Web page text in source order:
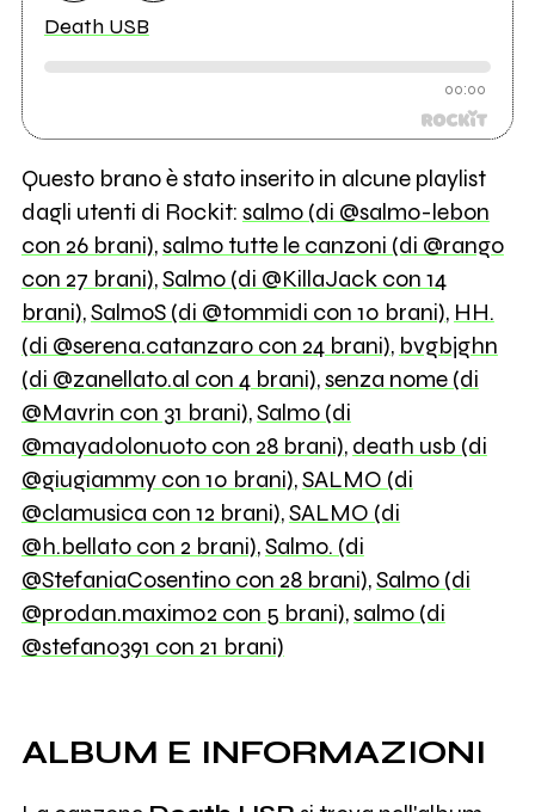
Death USB
00:00
Questo brano è stato inserito in alcune playlist
dagli utenti di Rockit: salmo (di @salmo-lebon
con 26 brani),salmo tutte le canzoni (di @rango
con 27 brani),Salmo (di @KillaJack con 14
brani),SalmoS (di @tommidi con 10 brani), HH.
(di @serena.catanzaro con 24 brani), bvgbjghn
(di @zanellato.al con 4 brani),senza nome (di
@Mavrin con 31 brani),Salmo (di
@mayadolonuoto con 28 brani), death usb (di
@giugiammy con 10 brani),SALMO (di
@clamusica con 12 brani),SALMO (di
@h.bellato con 2 brani),Salmo. (di
@StefaniaCosentino con 28 brani),Salmo (di
@prodan.maxim02 con 5 brani),salmo (di
@stefano391 con 21 brani)
ALBUM E INFORMAZIONI